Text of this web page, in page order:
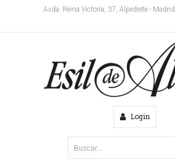
Avda. Reina Victoria, 37, Alpedrete - Madrid
Login